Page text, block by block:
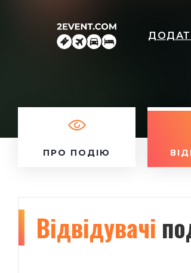
ПРО ПОДІЮ
Відвідувачі